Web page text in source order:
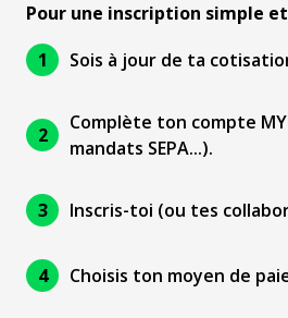
Pour une inscription simple
Sois à jour de ta
Complète ton compte
mandats SEPA...).
Inscris-toi (ou tes
Choisis ton moyen de